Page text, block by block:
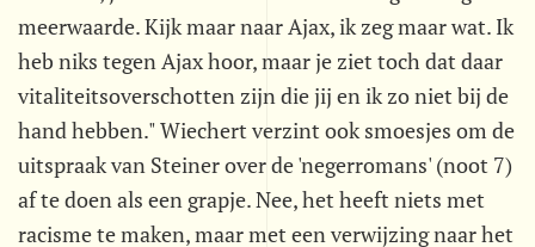
meerwaarde. Kijk maar naar Ajax, ik zeg maar wat. Ik
heb niks tegen Ajax hoor, maar je ziet toch dat daar
vitaliteitsoverschotten zijn die jij en ik zo niet bij de
hand hebben." Wiechert verzint ook smoesjes om de
uitspraak van Steiner over de 'negerromans' (noot 7)
af te doen als een grapje. Nee, het heeft niets met
racisme te maken, maar met een verwijzing naar het